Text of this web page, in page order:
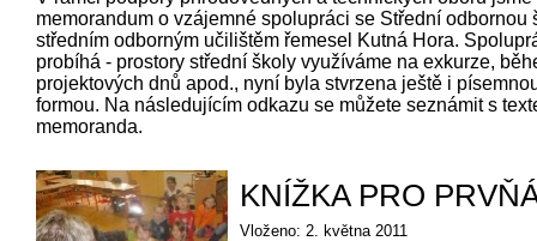
memorandum o vzájemné spolupráci se Střední odbornou
středním odborným učilištěm řemesel Kutná Hora.
probíhá - prostory střední školy využíváme na exkurze,
projektových dnů apod., nyní byla stvrzena ještě i
formou. Na následujícím odkazu se můžete seznámit s
memoranda.
KNÍŽKA PRO
Vloženo: 2. května 2011